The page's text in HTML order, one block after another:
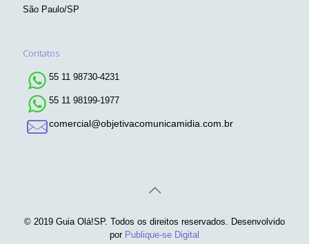
São Paulo/SP
Contatos
55 11 98730-4231
55 11 98199-1977
comercial@objetivacomunicamidia.com.br
© 2019 Guia Olá!SP. Todos os direitos reservados. Desenvolvido
por Publique-se Digital